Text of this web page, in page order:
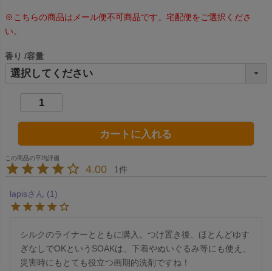
※こちらの商品はメール便不可商品です。宅配便をご選択くださ
い。
香り 容量
カートに入れる
4.00 1
lapis 1
シルクのライナーとともに購入。つけ置き後、ほとんどゆす
ぎなしでOKというSOAKは、下着やぬいぐるみ等にも使え、
災害時にもとても役立つ画期的洗剤ですね！